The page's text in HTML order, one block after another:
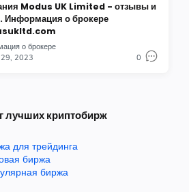
Modus UK Limited - отзывы и
Информация о брокере
о брокере
29, 2023
0
лучших криптобирж
для трейдинга
биржа
биржа